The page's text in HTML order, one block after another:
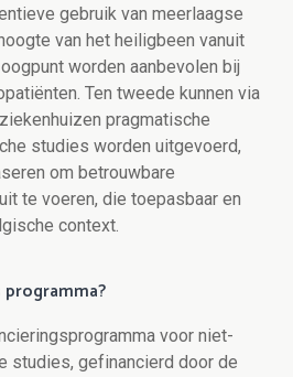
gebruik van meerlaagse
van het heiligbeen vanuit
worden aanbevolen bij
Ten tweede kunnen via
pragmatische
studies worden uitgevoerd,
om betrouwbare
te voeren, die toepasbaar en
context.
voor niet-
studies, gefinancierd door de